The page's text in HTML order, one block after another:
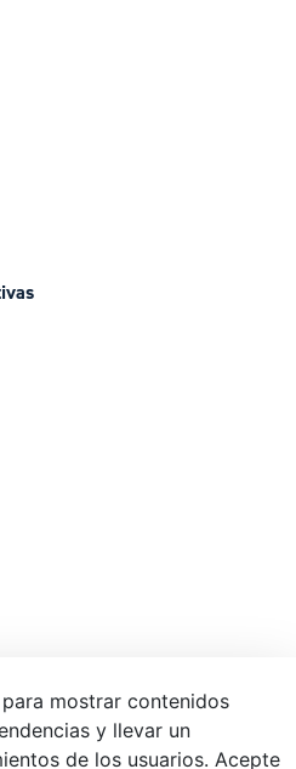
de Donostia / San Sebastián
mostrar contenidos
y llevar un
de los usuarios. Acepte